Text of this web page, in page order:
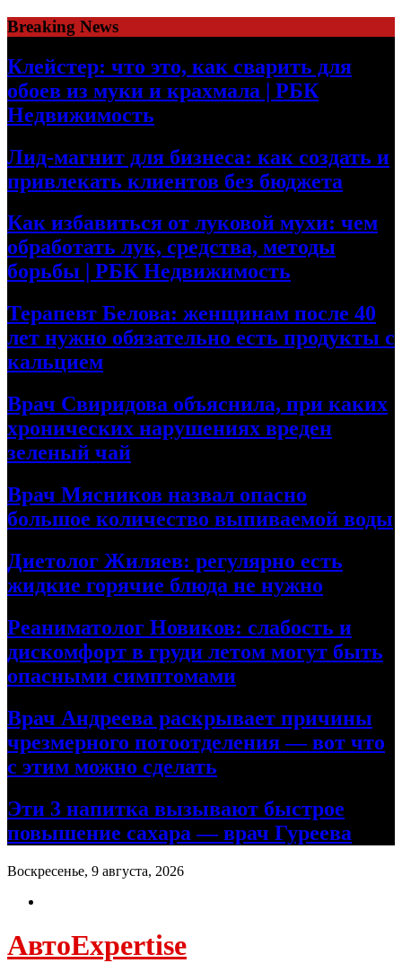
Skip
to
content
Breaking News
Клейстер: что это, как сварить для
обоев из муки и крахмала | РБК
Недвижимость
Лид-магнит для бизнеса: как создать и
привлекать клиентов без бюджета
Как избавиться от луковой мухи: чем
обработать лук, средства, методы
борьбы | РБК Недвижимость
Терапевт Белова: женщинам после 40
лет нужно обязательно есть продукты с
кальцием
Врач Свиридова объяснила, при каких
хронических нарушениях вреден
зеленый чай
Врач Мясников назвал опасно
большое количество выпиваемой воды
Диетолог Жиляев: регулярно есть
жидкие горячие блюда не нужно
Реаниматолог Новиков: слабость и
дискомфорт в груди летом могут быть
опасными симптомами
Врач Андреева раскрывает причины
чрезмерного потоотделения — вот что
с этим можно сделать
Эти 3 напитка вызывают быстрое
повышение сахара — врач Гуреева
Воскресенье, 9 августа, 2026
АвтоExpertise